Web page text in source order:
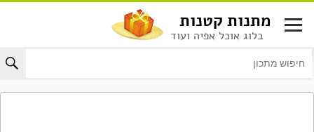
לתוכן
מתנות קטנות
בלוג אוכל אפיה ועוד